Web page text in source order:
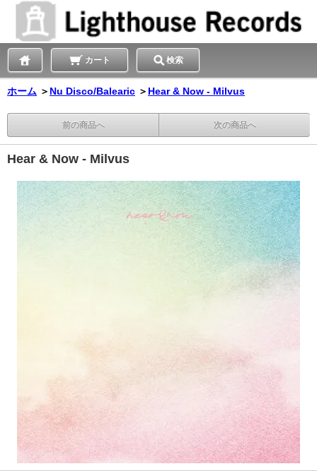
カート 検索
ホーム ＞ Nu Disco/Balearic ＞ Hear & Now - Milvus
前の商品へ 次の商品へ
Hear & Now - Milvus